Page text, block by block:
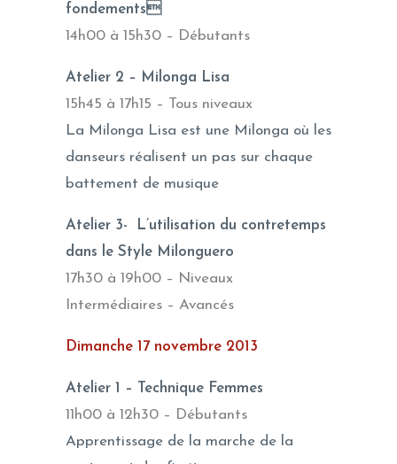
fondements
14h00 à 15h30 – Débutants
Atelier 2 – Milonga Lisa
15h45 à 17h15 – Tous niveaux
La Milonga Lisa est une Milonga où les
danseurs réalisent un pas sur chaque
battement de musique
Atelier 3- L’utilisation du contretemps
dans le Style Milonguero
17h30 à 19h00 – Niveaux
Intermédiaires – Avancés
Dimanche 17 novembre 2013
Atelier 1 – Technique Femmes
11h00 à 12h30 – Débutants
Apprentissage de la marche de la